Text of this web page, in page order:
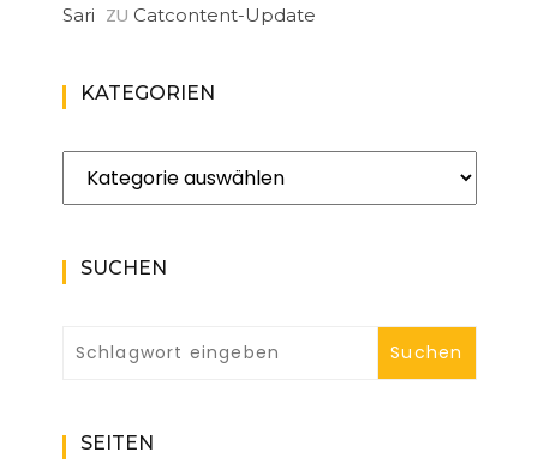
Sari ZU Catcontent-Update
KATEGORIEN
Kategorien
SUCHEN
SEITEN